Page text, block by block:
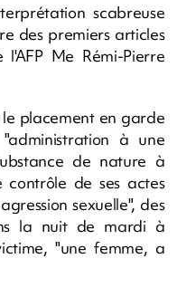
scabreuse
des premiers articles
Me Rémi-Pierre
placement en garde
à une
de nature à
contrôle de ses actes
sexuelle", des
la nuit de mardi à
"une femme, a